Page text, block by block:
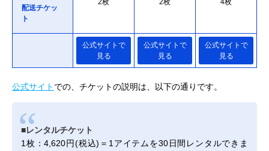
配送チケッ
ト
2枚 2枚 4枚
公式サイトで
見る
公式サイトで
見る
公式サイトで
見る
公式サイト での、チケットの説明は、以下の通りです。
■レンタルチケット
1枚：4,620円(税込)＝1アイテムを30日間レンタルできま